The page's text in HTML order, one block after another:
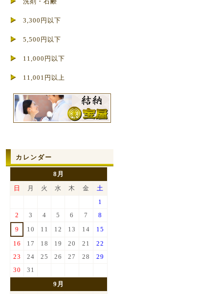
3,300円以下
5,500円以下
11,000円以下
11,001円以上
カレンダー
8月
日
月 火 水 木 金
土
1
2
3 4 5 6 7
8
9
10 11 12 13 14
15
16
17 18 19 20 21
22
23
24 25 26 27 28
29
30
31
9月